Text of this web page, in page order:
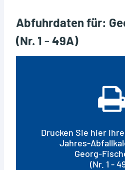
Abfuhrdaten für:
(Nr. 1 - 49A)
Drucken Sie hier
Jahres-
Georg-
(Nr. 1 -